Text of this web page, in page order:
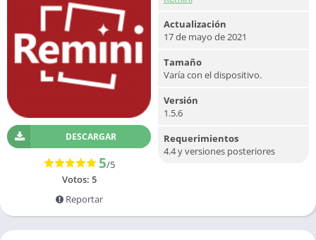
DESCARGAR
5/5
Votos: 5
Reportar
Actualización
17 de mayo de 2021
Tamaño
Varía con el dispositivo.
Versión
1.5.6
Requerimientos
4.4 y versiones posteriores